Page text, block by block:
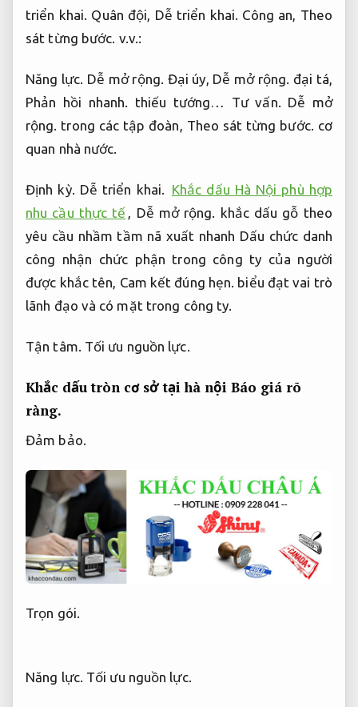
triển khai. Quân đội, Dễ triển khai. Công an, Theo
sát từng bước. v.v.:
Năng lực. Dễ mở rộng. Đại úy, Dễ mở rộng. đại tá,
Phản hồi nhanh.
thiếu tướng… Tư vấn.
Dễ mở
rộng. trong các tập đoàn, Theo sát từng bước. cơ
quan nhà nước.
Định kỳ. Dễ triển khai.
Khắc dấu Hà Nội phù hợp
nhu cầu thực tế
Dễ mở rộng.
khắc dấu gỗ theo
yêu cầu nhầm tầm nã xuất nhanh Dấu chức danh
công nhận chức phận trong công ty của người
được khắc tên, Cam kết đúng hẹn. biểu đạt vai trò
lãnh đạo và có mặt trong công ty.
Tận tâm. Tối ưu nguồn lực.
Khắc dấu tròn cơ sở tại hà nội Báo giá rõ
ràng.
Đảm bảo.
Trọn gói.
Năng lực. Tối ưu nguồn lực.